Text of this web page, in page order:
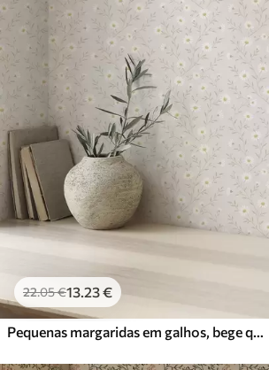
22.05€13.23€
Pequenas margaridas em galhos, bege quente